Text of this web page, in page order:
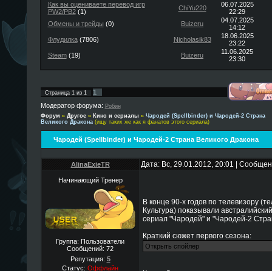
Как вы оцениваете перевод игр
PW2/PB2(1) ChiYu220
06.07.2025
22:29
Обмены и трейды (0) Buizeru
04.07.2025
14:12
Флудилка(7806) Nicholasik83
18.06.2025
23:22
Steam(19) Buizeru
11.06.2025
23:30
Страница 1из 1
1
Модератор форума: Робин
Форум » Другое » Кино и сериалы » Чародей (Spellbinder) и Чародей-2 Страна
Великого Дракона (ищу таких же как я фанатов этого сериала)
Чародей (Spellbinder) и Чародей-2 Страна Великого Дракона
AlinaExieTR Дата: Вс, 29.01.2012, 20:01 |
Начинающий Тренер
Группа: Пользователи
Сообщений: 72
Репутация: 5
Статус: Оффлайн
В конце 90-х годов по телевизору
Культура) показывали
сериал "Чародей" и "Чародей-2
Краткий сюжет первого сезона: